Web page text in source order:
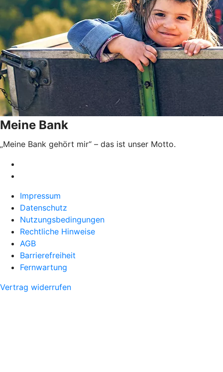
Meine Bank
„Meine Bank gehört mir“ – das ist unser Motto.
Impressum
Datenschutz
Nutzungsbedingungen
Rechtliche Hinweise
AGB
Barrierefreiheit
Fernwartung
Vertrag widerrufen